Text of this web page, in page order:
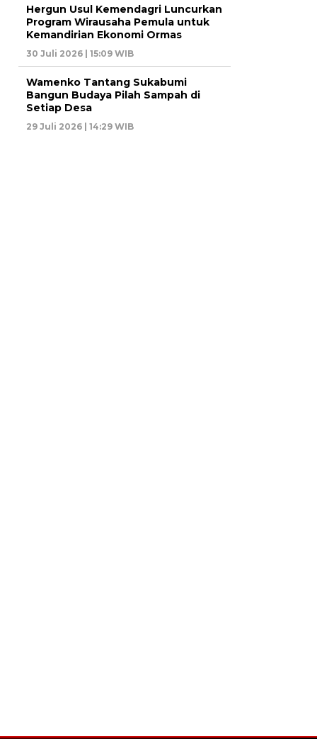
Hergun Usul Kemendagri Luncurkan
Program Wirausaha Pemula untuk
Kemandirian Ekonomi Ormas
30 Juli 2026 | 15:09 WIB
Wamenko Tantang Sukabumi
Bangun Budaya Pilah Sampah di
Setiap Desa
29 Juli 2026 | 14:29 WIB